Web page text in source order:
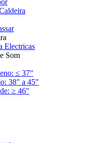
Electricas
Som
≤ 37"
38" a 45"
≥ 46"